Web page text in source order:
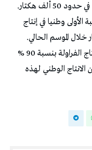
الأولى وطنيا في إنتاج
وتستأثر ولاية نابل بنصيب الأسد من إنتاج الفراولة بنسبة 90 %
قربة لوحدها 60 % من الانتاج الوطني لهذه